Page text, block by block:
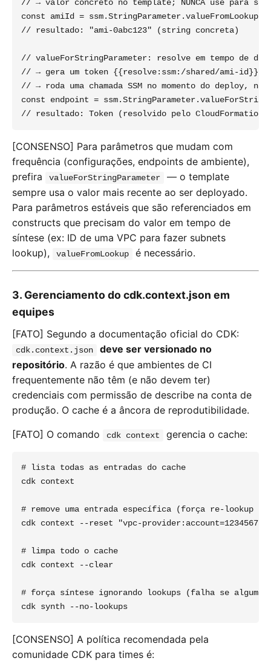
// → valor concreto no template; NUNCA use para
const amiId =
// resultado: "ami-0abc123" (string concreta)
// valueForStringParameter: resolve em tempo de
// → gera um token {{resolve:ssm:/shared/ami-id}}
// → roda uma chamada SSM no momento do deploy,
const endpoint =
[CONSENSO] Para parâmetros que mudam com
frequência (configurações, endpoints de ambiente),
prefira
valueForStringParameter
— o template
sempre usa o valor mais recente ao ser deployado.
Para parâmetros estáveis que são referenciados em
constructs que precisam do valor em tempo de
síntese (ex: ID de uma VPC para fazer subnets
lookup),
valueFromLookup é necessário.
3. Gerenciamento do cdk.context.json em
equipes
[FATO] Segundo a documentação oficial do CDK:
cdk.context.json
deve ser versionado no
repositório. A razão é que ambientes de CI
frequentemente não têm (e não devem ter)
credenciais com permissão de describe na conta de
produção. O cache é a âncora de reprodutibilidade.
[FATO] O comando
cdk context gerencia o cache:
# lista todas as entradas do cache
cdk context
# remove uma entrada específica (força re-lookup
cdk context --reset "vpc-
# limpa todo o cache
cdk context --clear
# força síntese ignorando lookups (falha se algum
[CONSENSO] A política recomendada pela
comunidade CDK para times é: